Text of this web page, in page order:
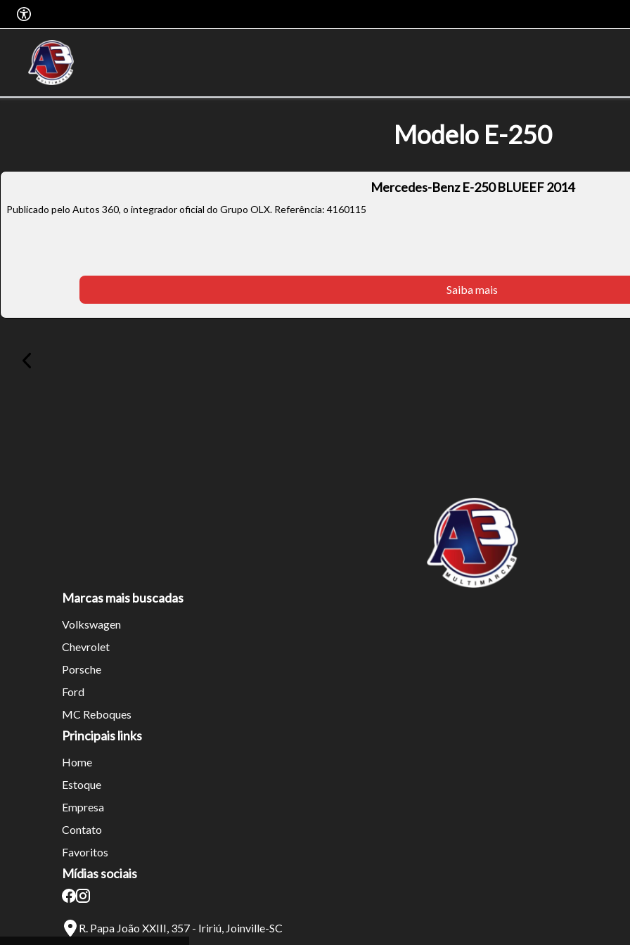
Para aumentar ou diminuir a fonte em nosso site, utilize os atalhos Ctrl+
aumentar) e Ctrl- (para diminuir) no seu teclado.
Modelo E-250
Mercedes-Benz E-250 BLUEEF 2014
Publicado pelo Autos 360, o integrador oficial do Grupo OLX. Referência: 4160115
Saiba mais
Marcas mais buscadas
Volkswagen
Chevrolet
Porsche
Ford
MC Reboques
Principais links
Home
Estoque
Empresa
Contato
Favoritos
Mídias sociais
R. Papa João XXIII, 357 - Iririú, Joinville-SC